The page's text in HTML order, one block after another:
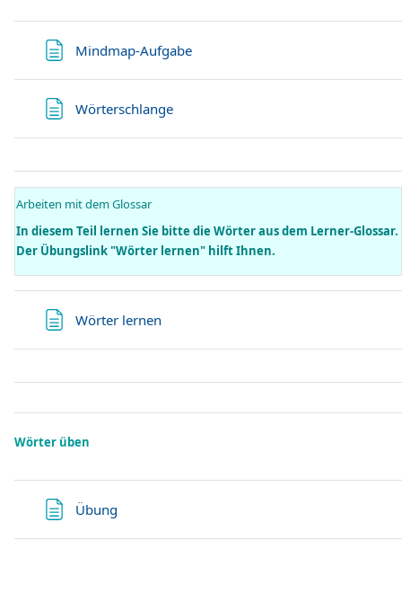
Mindmap-AufgabePágina
WörterschlangePágina
Arbeiten mit dem Glossar
In diesem Teil lernen Sie bitte die Wörter aus dem Lerner-Glossar.
Der Übungslink "Wörter lernen" hilft Ihnen.
Wörter lernen
Wörter üben
Übung